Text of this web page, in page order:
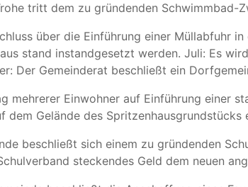
tritt dem zu gründenden Schwimmbad-
über die Einführung einer Müllabfuhr
stand instandgesetzt werden. Juli: Es
Der Gemeinderat beschließt ein
mehrerer Einwohner auf Einführung einer
dem Gelände des
beschließt sich einem zu gründenden
steckendes Geld dem neuen